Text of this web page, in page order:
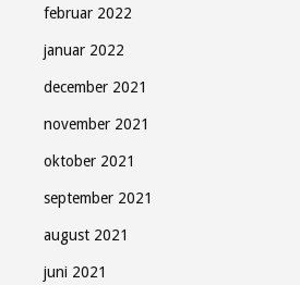
februar 2022
januar 2022
december 2021
november 2021
oktober 2021
september 2021
august 2021
juni 2021